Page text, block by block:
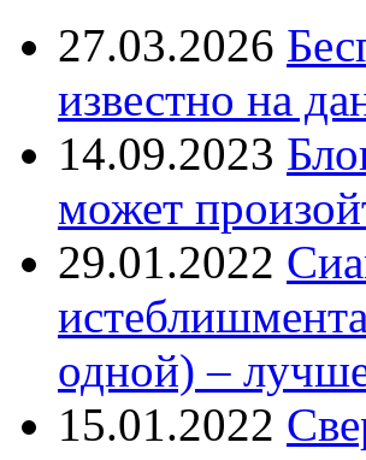
27.03.2026
известно на
14.09.2023
может
29.01.2022
одной) –
15.01.2022